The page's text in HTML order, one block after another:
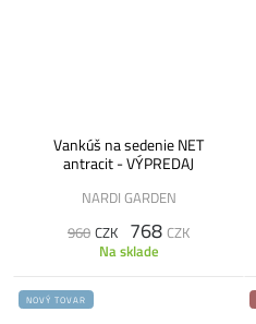
Vankúš na sedenie NET
antracit - VÝPREDAJ
NARDI GARDEN
960 CZK 768 CZK
Na sklade
NOVÝ TOVAR